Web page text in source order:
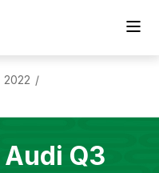
2022 /
Audi Q3